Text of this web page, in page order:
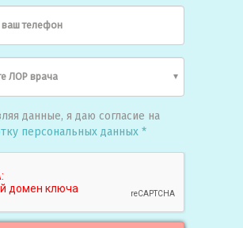
ваш телефон
данные, я даю согласие на
персональных данных *